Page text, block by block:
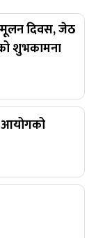
दिवस, जेठ
शुभकामना
आयोगको